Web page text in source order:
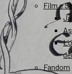
Film e
Fandom